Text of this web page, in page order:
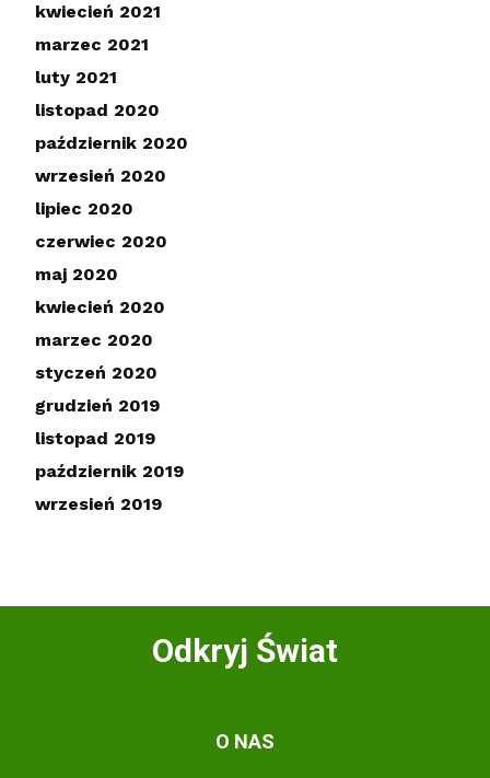
kwiecień 2021
marzec 2021
luty 2021
listopad 2020
październik 2020
wrzesień 2020
lipiec 2020
czerwiec 2020
maj 2020
kwiecień 2020
marzec 2020
styczeń 2020
grudzień 2019
listopad 2019
październik 2019
wrzesień 2019
Odkryj Świat
O NAS